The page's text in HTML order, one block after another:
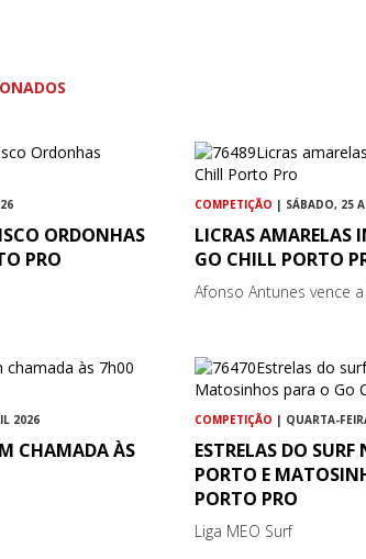
ORDONHAS
PRO
COMPETIÇÃO | SÁBADO, 25
LICRAS AMARELAS
GO CHILL PORTO
Afonso Antunes vence
2026
CHAMADA ÀS
COMPETIÇÃO | QUARTA-
ESTRELAS DO
PORTO E
PORTO PRO
Liga MEO Surf